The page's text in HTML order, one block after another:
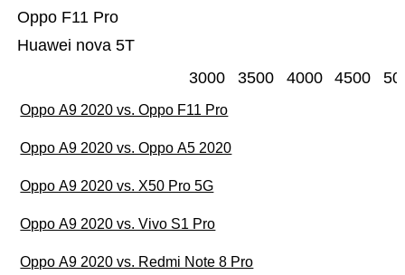
Huawei nova 5T
Oppo F11 Pro
3000 3500 4000 4500
Oppo A9 2020 vs. Oppo F11 Pro
Oppo A9 2020 vs. Oppo A5 2020
Oppo A9 2020 vs. X50 Pro 5G
Oppo A9 2020 vs. Vivo S1 Pro
Oppo A9 2020 vs. Redmi Note 8 Pro